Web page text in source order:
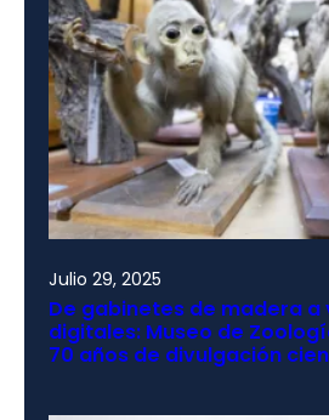
Julio 29, 2025
De gabinetes de madera a
digitales: Museo de
70 años de divulgación